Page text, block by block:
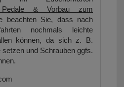
Pedale & Vorbau zum
beachten Sie, dass nach
nochmals leichte
können, da sich z. B.
setzen und Schrauben ggfs.